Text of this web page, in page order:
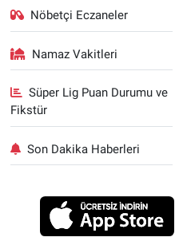
Nöbetçi Eczaneler
Namaz Vakitleri
Süper Lig Puan Durumu ve
Fikstür
Son Dakika Haberleri